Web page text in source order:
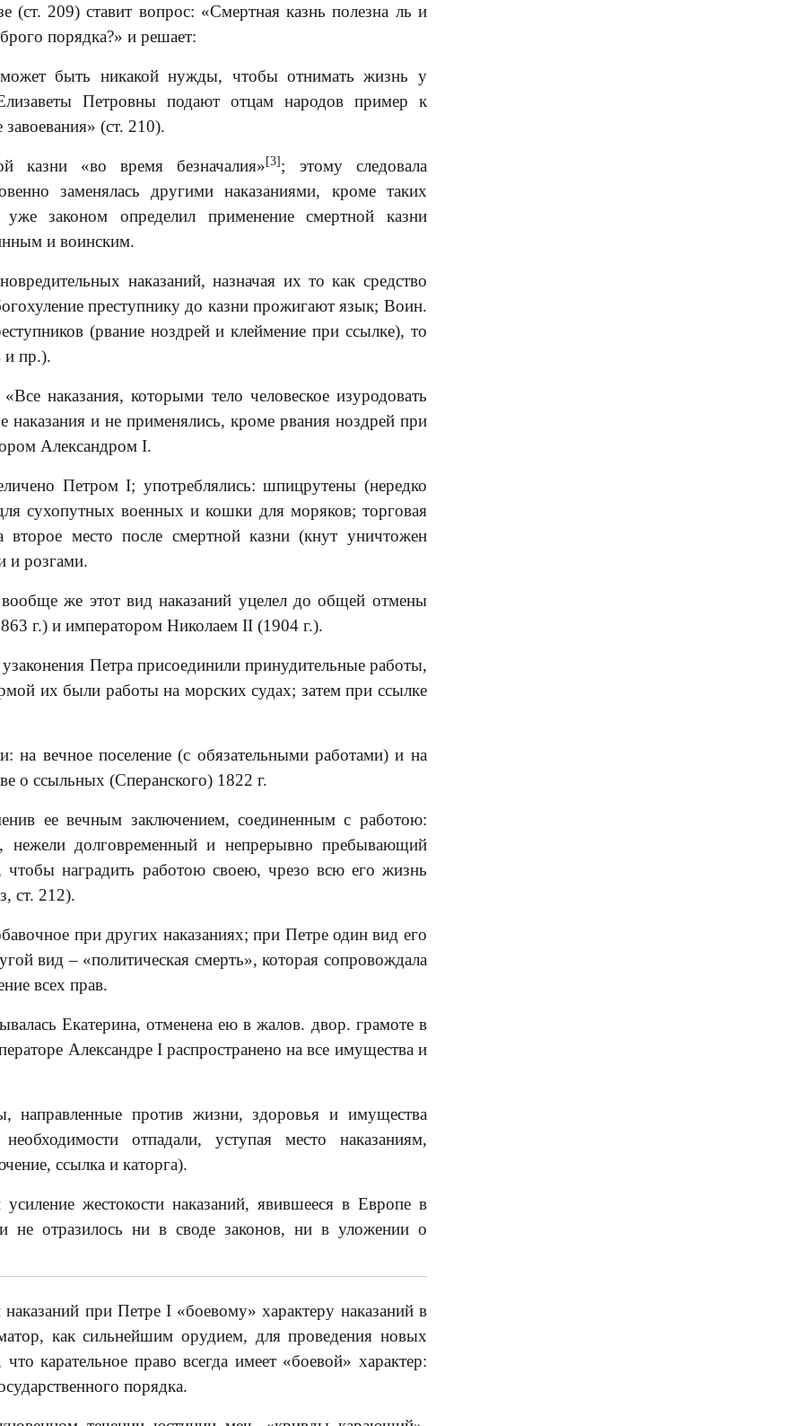
(ст. 209) ставит вопрос: «Смертная казнь полезна ль и
порядка?» и решает:
быть никакой нужды, чтобы отнимать жизнь у
Петровны подают отцам народов пример к
(ст. 210).
казни «во время безначалия» [3] ; этому следовала
заменялась другими наказаниями, кроме таких
законом определил применение смертной казни
и воинским.
наказаний, назначая их то как средство
преступнику до казни прожигают язык; Воин.
(рвание ноздрей и клеймение при ссылке), то
и пр.).
наказания, которыми тело человеское изуродовать
и не применялись, кроме рвания ноздрей при
Александром I.
Петром I; употреблялись: шпицрутены (нередко
сухопутных военных и кошки для моряков; торговая
место после смертной казни (кнут уничтожен
и розгами.
же этот вид наказаний уцелел до общей отмены
г.) и императором Николаем II (1904 г.).
Петра присоединили принудительные работы,
их были работы на морских судах; затем при ссылке
на вечное поселение (с обязательными работами) и на
о ссыльных (Сперанского) 1822 г.
ее вечным заключением, соединенным с работою:
нежели долговременный и непрерывно пребывающий
наградить работою своею, чрезо всю его жизнь
ст. 212).
при других наказаниях; при Петре один вид его
вид – «политическая смерть», которая сопровождала
всех прав.
Екатерина, отменена ею в жалов. двор. грамоте в
Александре I распространено на все имущества и
направленные против жизни, здоровья и имущества
отпадали, уступая место наказаниям,
ссылка и каторга).
жестокости наказаний, явившееся в Европе в
не отразилось ни в своде законов, ни в уложении о
при Петре I «боевому» характеру наказаний в
как сильнейшим орудием, для проведения новых
карательное право всегда имеет «боевой» характер:
порядка.